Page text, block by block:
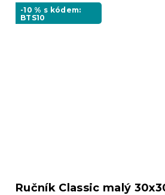
-10 % s kódem:
BTS10
Ručník Classic malý